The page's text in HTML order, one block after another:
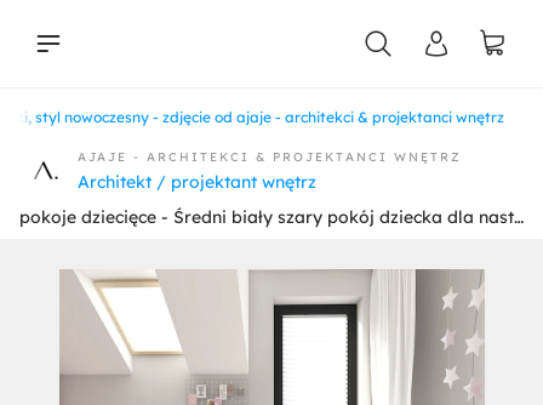
styl nowoczesny - zdjęcie od ajaje - architekci & projektanci wnętrz
AJAJE - ARCHITEKCI & PROJEKTANCI WNĘTRZ
Architekt / projektant wnętrz
pokoje dziecięce - Średni biały szary pokój dziecka dla nastolatka dla dziewczynki, styl nowoczesny - zdjęcie od ajaje - architekci & projektanci wnętrz